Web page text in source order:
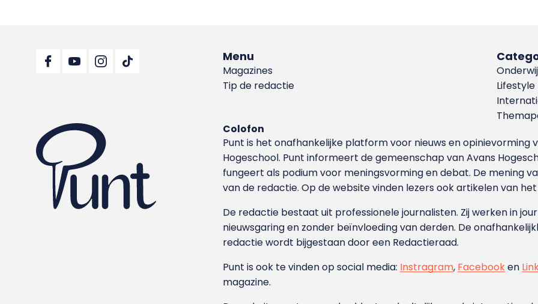
Menu
Magazines
Tip de redactie
Lifestyle
Colofon
Punt is het onafhankelijke platform voor nieuws en
Hoge­school. Punt informeert de gemeenschap van Avans
fungeert als podium voor meningsvorming en debat. De mening
van de redactie. Op de website vinden lezers ook artikelen van
De redactie bestaat uit professionele journalisten. Zij werken in
nieuwsgaring en zonder beïnvloeding van derden. De
redactie wordt bijgestaan door een Redactieraad.
Punt is ook te vinden op social media: Instragram, Facebooken
magazine.